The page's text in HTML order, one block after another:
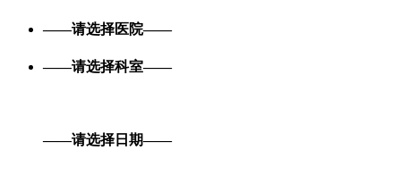
——请选择医院——
——请选择科室——
——请选择日期——